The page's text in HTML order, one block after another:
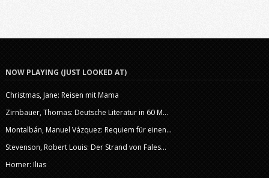
NOW PLAYING (JUST LOOKED AT)
Christmas, Jane: Reisen mit Mama
Zirnbauer, Thomas: Deutsche Literatur in 60 M...
Montalbán, Manuel Vázquez: Requiem für einen...
Stevenson, Robert Louis: Der Strand von Fales...
Homer: Ilias